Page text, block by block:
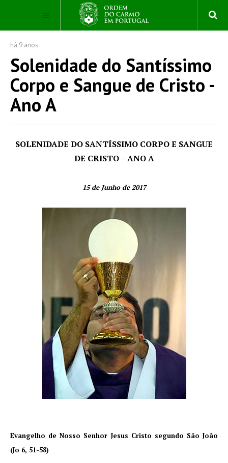
há 9 anos
Solenidade do Santíssimo
Corpo e Sangue de Cristo -
Ano A
SOLENIDADE DO SANTÍSSIMO CORPO E SANGUE
DE CRISTO – ANO A
15 de Junho de 2017
Evangelho de Nosso Senhor Jesus Cristo segundo São João
(Jo 6, 51-58)